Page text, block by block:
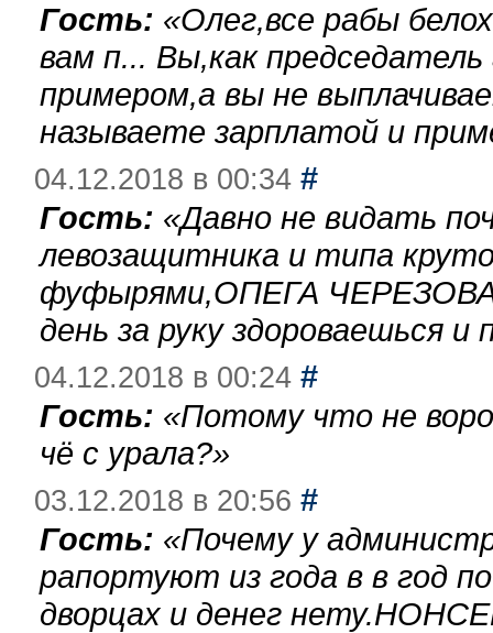
Гость: «Олег,все рабы
вам п... Вы,как
примером,а вы не
называете зарплатой и
04.12.2018 в 00:34 #
Гость: «Давно не видать
левозащитника и типа
фуфырями,ОПЕГА
день за руку здороваешься
04.12.2018 в 00:24 #
Гость: «Потому что не
чё с урала?»
03.12.2018 в 20:56 #
Гость: «Почему у
рапортуют из года в в год
дворцах и денег